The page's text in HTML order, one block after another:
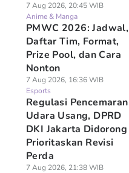
7 Aug 2026, 20:45 WIB
Anime & Manga
PMWC 2026: Jadwal,
Daftar Tim, Format,
Prize Pool, dan Cara
Nonton
7 Aug 2026, 16:36 WIB
Esports
Regulasi Pencemaran
Udara Usang, DPRD
DKI Jakarta Didorong
Prioritaskan Revisi
Perda
7 Aug 2026, 21:38 WIB